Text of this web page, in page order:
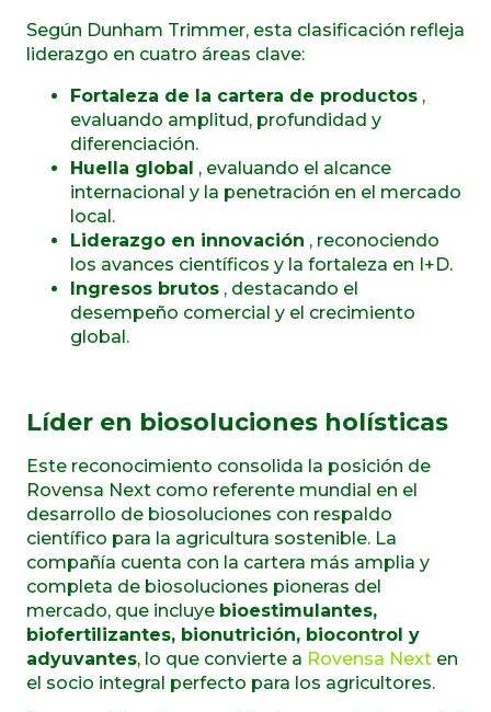
Según Dunham Trimmer, esta clasificación refleja
liderazgo en cuatro áreas clave:
Fortaleza de la cartera de productos ,
evaluando amplitud, profundidad y
diferenciación.
Huella global , evaluando el alcance
internacional y la penetración en el mercado
local.
Liderazgo en innovación , reconociendo
los avances científicos y la fortaleza en I+D.
Ingresos brutos , destacando el
desempeño comercial y el crecimiento
global.
Líder en biosoluciones holísticas
Este reconocimiento consolida la posición de
Rovensa Next como referente mundial en el
desarrollo de biosoluciones con respaldo
científico para la agricultura sostenible. La
compañía cuenta con la cartera más amplia y
completa de biosoluciones pioneras del
mercado, que incluye bioestimulantes,
biofertilizantes, bionutrición, biocontrol y
adyuvantes, lo que convierte a Rovensa Next en
el socio integral perfecto para los agricultores.